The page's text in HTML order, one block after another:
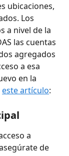
ubicaciones,
Los
a nivel de la
las cuentas
agregados
a esa
en la
este artículo:
a
de